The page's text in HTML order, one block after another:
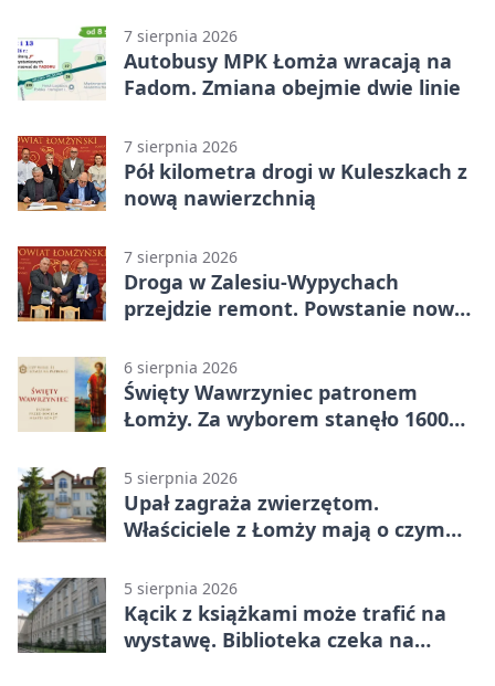
7 sierpnia 2026
Autobusy MPK Łomża wracają na
Fadom. Zmiana obejmie dwie linie
7 sierpnia 2026
Pół kilometra drogi w Kuleszkach z
nową nawierzchnią
7 sierpnia 2026
Droga w Zalesiu-Wypychach
przejdzie remont. Powstanie nowa
6 sierpnia 2026
Święty Wawrzyniec patronem
Łomży. Za wyborem stanęło 1600
5 sierpnia 2026
Upał zagraża zwierzętom.
Właściciele z Łomży mają o czym
5 sierpnia 2026
Kącik z książkami może trafić na
wystawę. Biblioteka czeka na